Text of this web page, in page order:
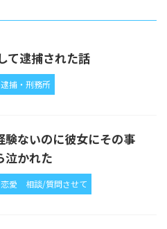
て逮捕された話
逮捕・刑務所
験ないのに彼女にその事
泣かれた
恋愛 相談/質問させて